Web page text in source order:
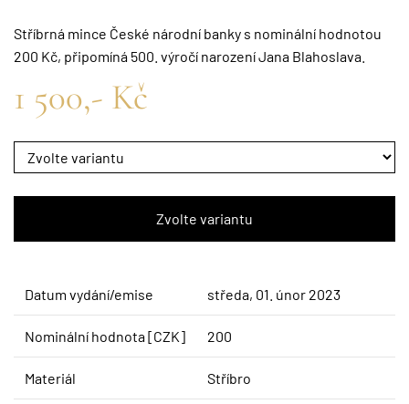
Stříbrná mince České národní banky s nominální hodnotou
200 Kč, připomíná 500. výročí narození Jana Blahoslava.
1 500,- Kč
Datum vydání/emise středa, 01. únor 2023
Nominální hodnota [CZK] 200
Materiál Stříbro